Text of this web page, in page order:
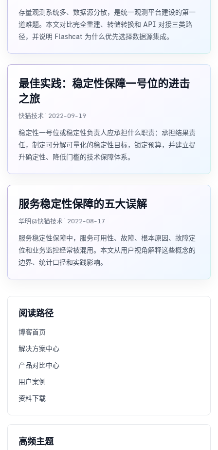
存量观测系统多、数据源分散，是统一观测平台建设的第一
道难题。本文对比完全重建、转储转换和 API 对接三类路
径，并说明 Flashcat 为什么优先选择数据源集成。
最佳实践：稳定性保障一号位的进击
之旅
快猫技术 · 2022-09-19
稳定性一号位或稳定性负责人应承担什么职责：承担结果责
任，制定可分解可量化的稳定性目标，锁定预算，并建立提
升确定性、降低门槛的技术保障体系。
服务稳定性保障的五大误解
华明@快猫技术 · 2022-08-17
服务稳定性保障中，服务可用性、故障、根本原因、故障定
位和业务监控经常被混用。本文从用户视角解释这些概念的
边界、统计口径和实践影响。
阅读路径
博客首页
解决方案中心
产品对比中心
用户案例
资料下载
高频主题